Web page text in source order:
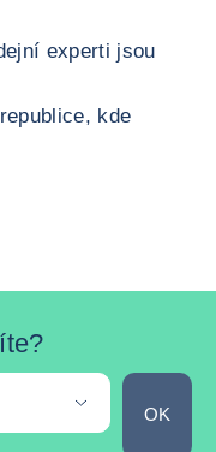
experti jsou
kde
OK